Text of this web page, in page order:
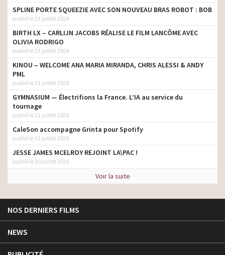
SPLINE PORTE SQUEEZIE AVEC SON NOUVEAU BRAS ROBOT : BOB
publié le 23 juillet 2026
BIRTH LX – CARLIJN JACOBS RÉALISE LE FILM LANCÔME AVEC
OLIVIA RODRIGO
publié le 23 juillet 2026
KINOU – WELCOME ANA MARIA MIRANDA, CHRIS ALESSI & ANDY
PML
publié le 21 juillet 2026
GYMNASIUM — Électrifions la France. L’IA au service du
tournage
publié le 21 juillet 2026
CaleSon accompagne Grinta pour Spotify
publié le 21 juillet 2026
JESSE JAMES MCELROY REJOINT LA\PAC !
publié le 20 juillet 2026
Voir la suite
NOS DERNIERS FILMS
NEWS